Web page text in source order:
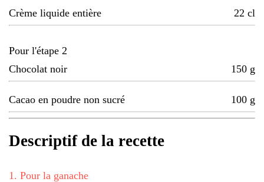
Crème liquide entière 22 cl
Pour l'étape 2
Chocolat noir
150 g
Cacao en poudre non sucré 100 g
Descriptif de la recette
1 . Pour la ganache